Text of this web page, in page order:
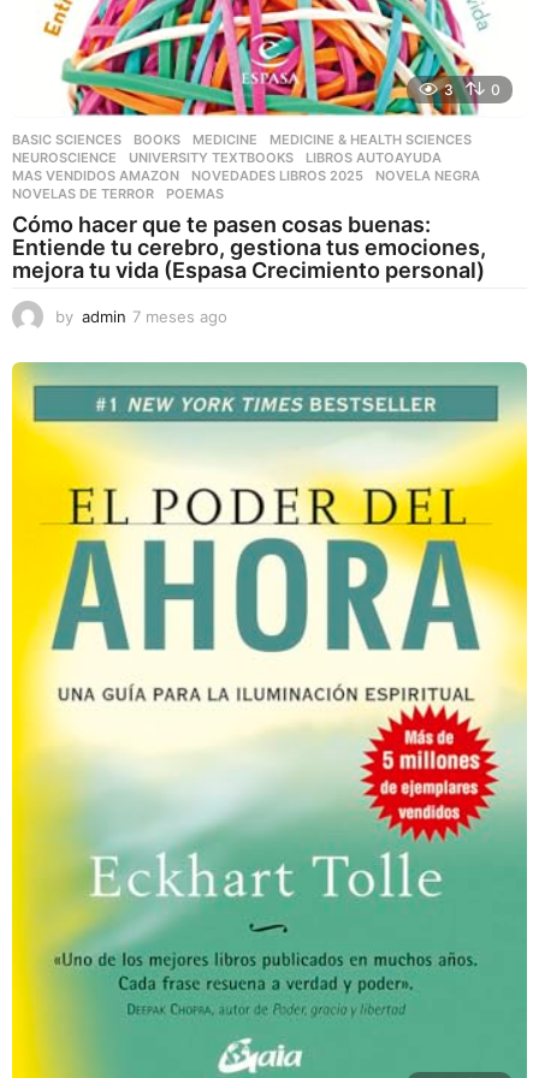
3 0
BASIC SCIENCES ,BOOKS ,MEDICINE ,MEDICINE & HEALTH SCIENCES
NEUROSCIENCE
,UNIVERSITY TEXTBOOKS LIBROS AUTOAYUDA
MAS VENDIDOS AMAZON
,NOVEDADES LIBROS 2025 ,NOVELA NEGRA
NOVELAS DE TERROR
,POEMAS
Cómo hacer que te pasen cosas buenas:
Entiende tu cerebro, gestiona tus emociones,
mejora tu vida (Espasa Crecimiento personal)
by admin 7 meses ago
e
s
e